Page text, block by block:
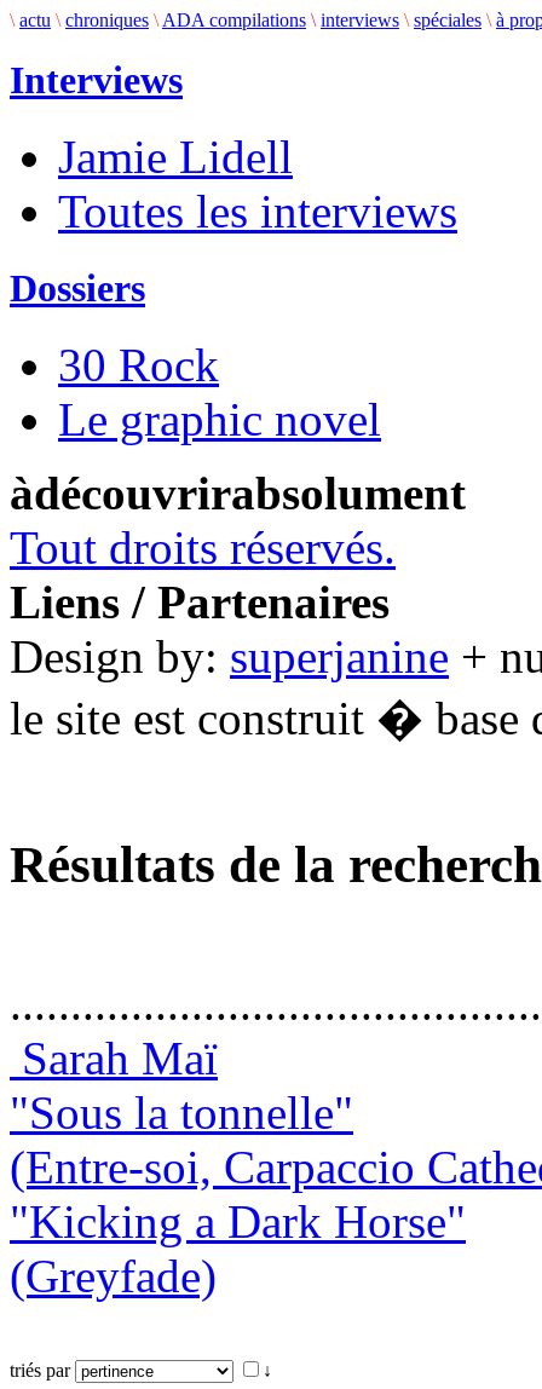
\ actu \ chroniques \ ADA compilations \ interviews \ spéciales \ à
Interviews
Jamie Lidell
Toutes les interviews
Dossiers
30 Rock
Le graphic novel
àdécouvrirabsolument
Tout droits réservés.
Liens / Partenaires
Design by: superjanine +
le site est construit � base
Résultats de la
Sarah Maï
"Sous la tonnelle"
(Entre-soi, Carpaccio
"Kicking a Dark Horse"
(Greyfade)
triés par ↓